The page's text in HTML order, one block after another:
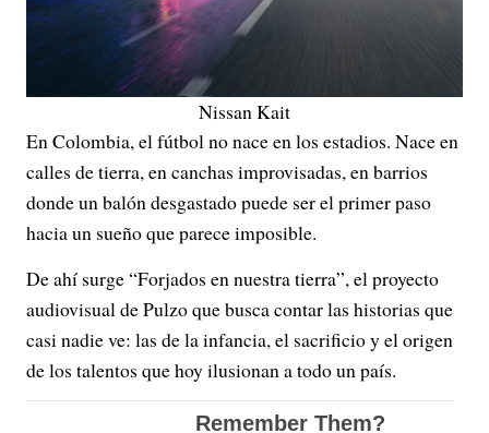
Nissan Kait
En Colombia, el fútbol no nace en los estadios. Nace en
calles de tierra, en canchas improvisadas, en barrios
donde un balón desgastado puede ser el primer paso
hacia un sueño que parece imposible.
De ahí surge “Forjados en nuestra tierra”, el proyecto
audiovisual de Pulzo que busca contar las historias que
casi nadie ve: las de la infancia, el sacrificio y el origen
de los talentos que hoy ilusionan a todo un país.